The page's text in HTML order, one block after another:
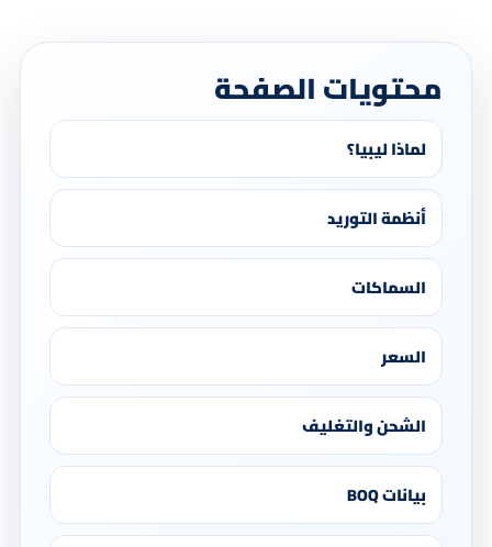
محتويات الصفحة
لماذا ليبيا؟
أنظمة التوريد
السماكات
السعر
الشحن والتغليف
بيانات BOQ